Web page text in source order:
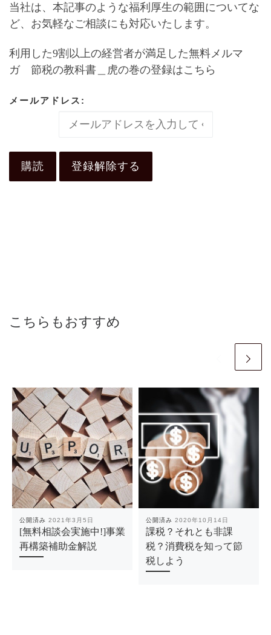
当社は、本記事のような福利厚生の範囲についてな
ど、お気軽なご相談にも対応いたします。
利用した9割以上の経営者が満足した無料メルマ
ガ 節税の教科書＿虎の巻の登録はこちら
メールアドレス:
こちらもおすすめ
公開済み 2021年3月5日
[無料相談会実施中!]事業
再構築補助金解説
公開済み 2020年10月14日
課税？それとも非課
税？消費税を知って節
税しよう